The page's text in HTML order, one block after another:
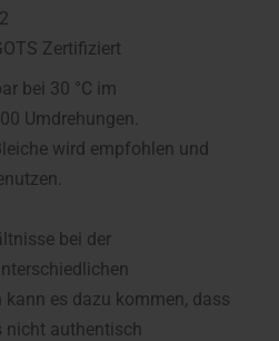
Zertifiziert
bei 30 °C im
Umdrehungen.
wird empfohlen und
bei der
es dazu kommen, dass
nicht authentisch